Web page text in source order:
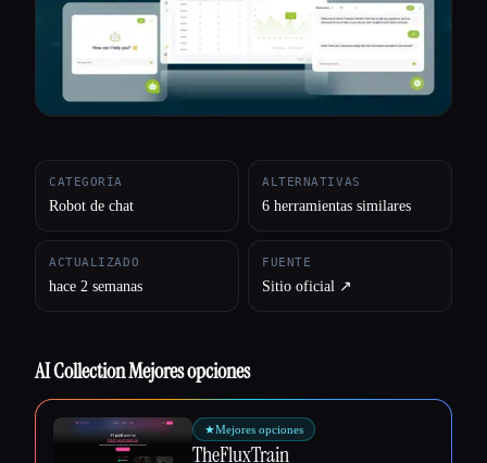
Esc
CATEGORÍA
Robot de chat
ALTERNATIVAS
6 herramientas similares
ACTUALIZADO
hace 2 semanas
FUENTE
Sitio oficial ↗︎
AI Collection Mejores opciones
★Mejores opciones
TheFluxTrain